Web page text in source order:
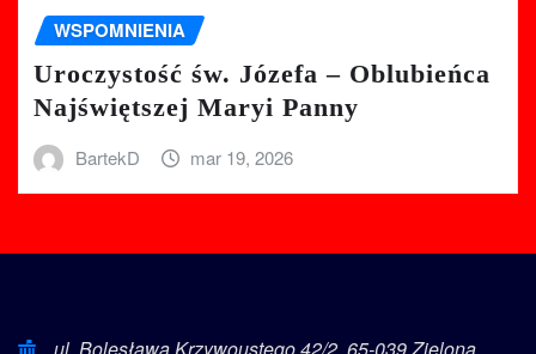
WSPOMNIENIA
Uroczystość św. Józefa – Oblubieńca
Najświętszej Maryi Panny
BartekD mar 19, 2026
ul. Bolesława Krzywoustego 42/2, 65-039 Zielona